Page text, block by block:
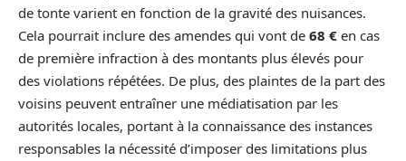
de tonte varient en fonction de la gravité des nuisances.
Cela pourrait inclure des amendes qui vont de 68 € en cas
de première infraction à des montants plus élevés pour
des violations répétées. De plus, des plaintes de la part des
voisins peuvent entraîner une médiatisation par les
autorités locales, portant à la connaissance des instances
responsables la nécessité d’imposer des limitations plus